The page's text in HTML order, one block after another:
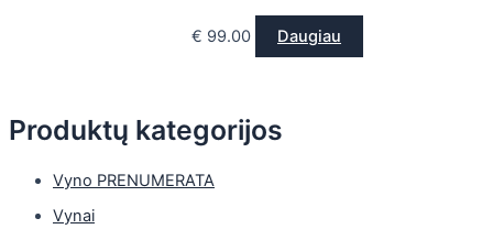
Produktų kategorijos
Vyno PRENUMERATA
Vynai
€ 99.00 Daugiau